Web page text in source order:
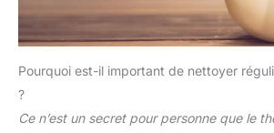
Pourquoi est-il important de nettoyer
?
Ce n’est un secret pour personne que le